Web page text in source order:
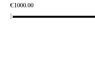
€1000.00